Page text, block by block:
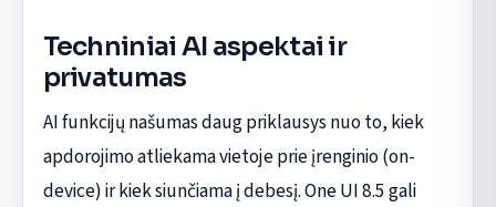
Techniniai AI aspektai ir
privatumas
AI funkcijų našumas daug priklausys nuo to, kiek
apdorojimo atliekama vietoje prie įrenginio (on-
device) ir kiek siunčiama į debesį. One UI 8.5 gali